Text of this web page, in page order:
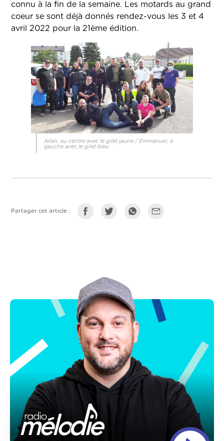
connu à la fin de la semaine. Les motards au grand
coeur se sont déjà donnés rendez-vous les 3 et 4
avril 2022 pour la 21ème édition.
Allan, au centre avec le gilet jaune / Emmanuel, à
gauche avec le gilet bleu
Partager cet article :